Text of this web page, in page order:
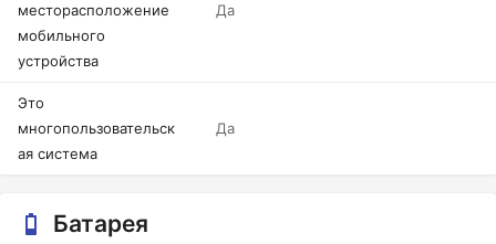
месторасположение
мобильного
устройства
Да
Это
многопользовательск
ая система
Да
Батарея